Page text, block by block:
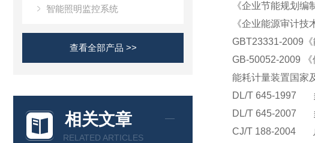
智能照明监控系统
查看全部产品 >>
相关文章
RELATED ARTICLES
《企业节能规划编
《企业能源审计技
GBT23331-2009《
GB-50052-2009 《
能耗计量装置国家
DL/T 645-1997
DL/T 645-2007
CJ/T 188-2004